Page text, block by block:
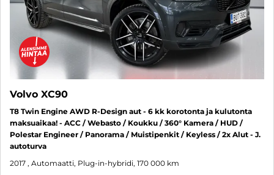
Volvo XC90
T8 Twin Engine AWD R-Design aut - 6 kk korotonta ja kulutonta
maksuaikaa! - ACC / Webasto / Koukku / 360° Kamera / HUD /
Polestar Engineer / Panorama / Muistipenkit / Keyless / 2x Alut - J.
autoturva
2017 , Automaatti, Plug-in-hybridi, 170 000 km